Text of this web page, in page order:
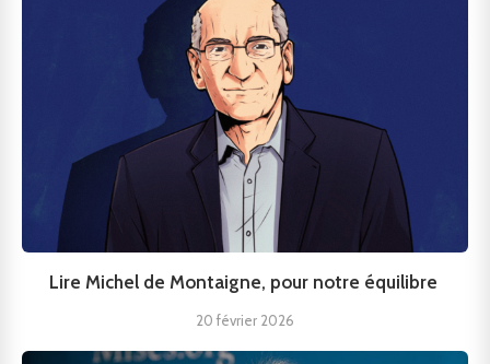
Lire Michel de Montaigne, pour notre équilibre
20 février 2026